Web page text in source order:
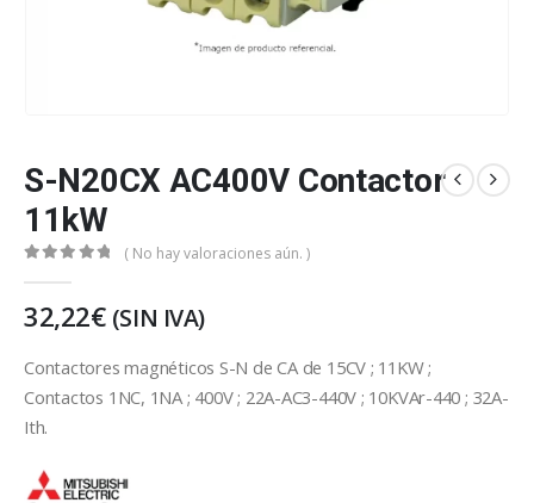
S-N20CX AC400V Contactor
11kW
( No hay valoraciones aún. )
32,22€ (SIN IVA)
Contactores magnéticos S-N de CA de 15CV ; 11KW ;
Contactos 1NC, 1NA ; 400V ; 22A-AC3-440V ; 10KVAr-440 ; 32A-
Ith.